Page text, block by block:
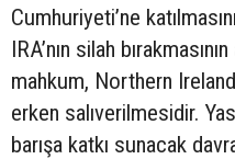
Cumhuriyeti’ne
IRA’nın silah
mahkum, Northern
erken salıverilmesidir.
barışa katkı sunacak